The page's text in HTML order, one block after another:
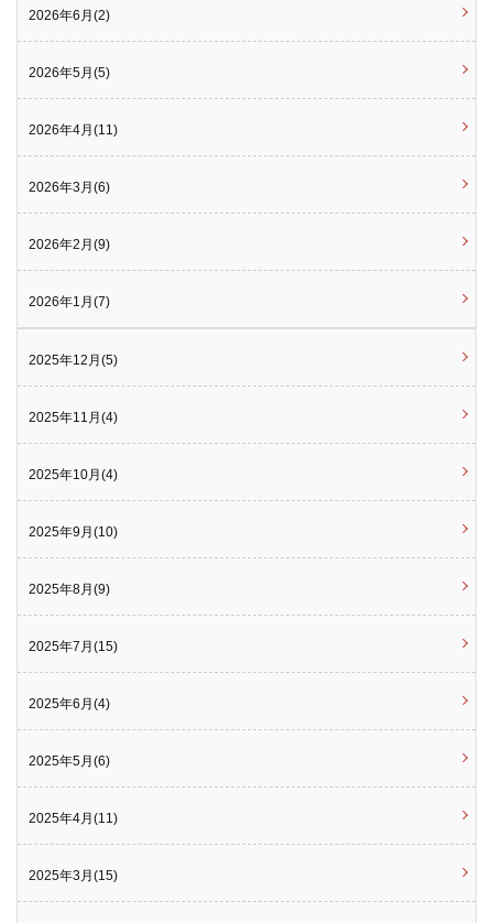
2026年6月(2)
2026年5月(5)
2026年4月(11)
2026年3月(6)
2026年2月(9)
2026年1月(7)
2025年12月(5)
2025年11月(4)
2025年10月(4)
2025年9月(10)
2025年8月(9)
2025年7月(15)
2025年6月(4)
2025年5月(6)
2025年4月(11)
2025年3月(15)